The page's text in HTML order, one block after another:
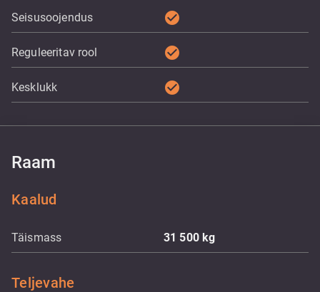
Seisusoojendus check_circle
Reguleeritav rool check_circle
Kesklukk check_circle
Raam
Kaalud
Täismass 31 500kg
Teljevahe